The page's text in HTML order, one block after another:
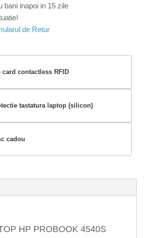
bani inapoi in 15 zile
de Retur
card contactless RFID
tastatura laptop (silicon)
cadou
HP PROBOOK 4540S